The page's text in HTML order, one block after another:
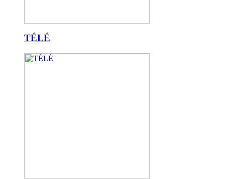
TÉLÉ